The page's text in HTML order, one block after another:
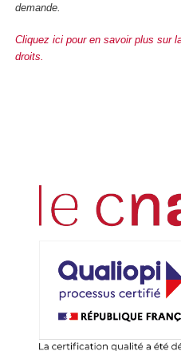
demande.
Cliquez ici pour en savoir plus sur
droits.